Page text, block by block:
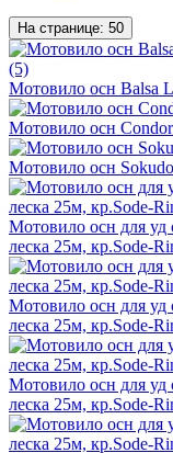
На странице: 50
Мотовило осн Balsa
Мотовило осн
Мотовило осн
Мотовило осн для уд
леска 25м, кр.Sode-
Мотовило осн для уд
леска 25м, кр.Sode-
Мотовило осн для уд
леска 25м, кр.Sode-